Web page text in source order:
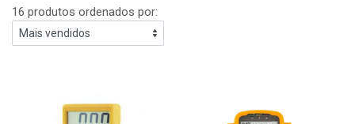
16 produtos ordenados por: